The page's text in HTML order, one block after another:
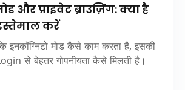
और प्राइवेट ब्राउज़िंग: क्या है
करें
इनकॉग्निटो मोड कैसे काम करता है, इसकी
से बेहतर गोपनीयता कैसे मिलती है।